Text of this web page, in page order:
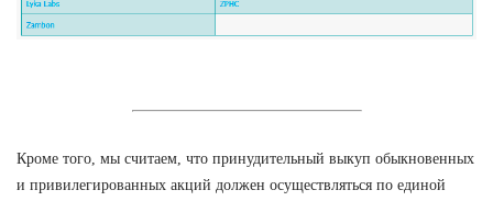
Кроме того, мы считаем, что принудительный выкуп обыкновенных
и привилегированных акций должен осуществляться по единой